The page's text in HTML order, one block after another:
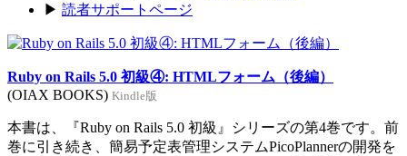
▶ 読者サポートページ
Ruby on Rails 5.0 初級④: HTMLフォーム（後編）
(OIAX BOOKS) Kindle版
本書は、『Ruby on Rails 5.0 初級』シリーズの第4巻です。前
巻に引き続き、簡易予定表管理システムPicoPlannerの開発を